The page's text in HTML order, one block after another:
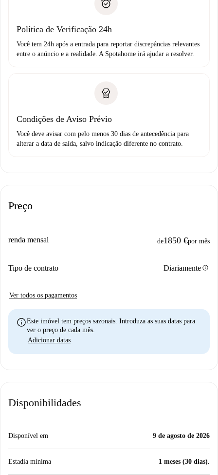
Débito direto bancário
não comunicar nenhum problema.
Política de Verificação 24h
Você tem 24h após a entrada para reportar discrepâncias relevantes
entre o anúncio e a realidade. A Spotahome irá ajudar a resolver.
Condições de Aviso Prévio
Você deve avisar com pelo menos 30 dias de antecedência para
alterar a data de saída, salvo indicação diferente no contrato.
Preço
renda mensal de1850 €por mês
Tipo de contrato Diariamenteinfo
Ver todos os pagamentos
infoEste imóvel tem preços sazonais. Introduza as suas datas para
ver o preço de cada mês.
Adicionar datas
Disponibilidades
Disponível em 9 de agosto de 2026
Estadia mínima 1 meses (30 dias).